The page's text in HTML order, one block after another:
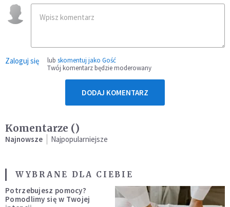
Zaloguj się lub skomentuj jako Gość
Twój komentarz będzie moderowany
DODAJ KOMENTARZ
Komentarze ()
Najnowsze Najpopularniejsze
WYBRANE DLA CIEBIE
Potrzebujesz pomocy?
Pomodlimy się w Twojej